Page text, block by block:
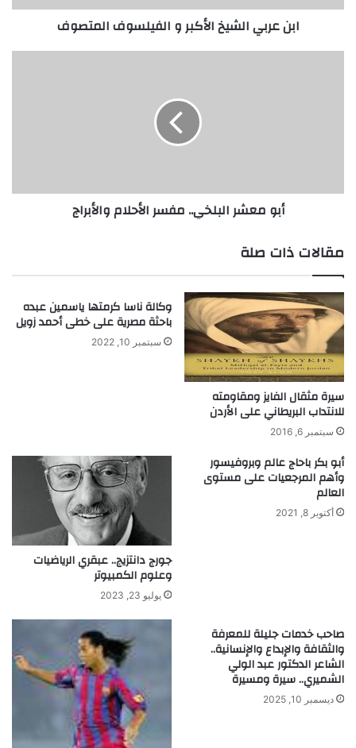
ل
ا
ل
س
و
ف
ا
م
ت
ص
و
ف
ابن عربي الشيخ الأكبر و الفيلسوف المتصوف
ل
ي
.
.
م
ف
ر
ا
ل
أ
ح
ا
م
و
ا
أبو معشر البلخي.. مفسر الأحلام والأبراج
مقالات ذات صلة
سيرة مثقال الفايز ومقاومته
للانتداب البريطاني على الأردن
سبتمبر 6, 2016
وكالة ناسا كرمتها ياسمين عبده
باحثة مصرية على خطى أحمد زويل
سبتمبر 10, 2022
أبو بكر باحاج عالم وبروفيسور
وأهم المرجعيات على مستوى
العالم
أكتوبر 8, 2021
جورج دانتزيج.. عبقري الرياضيات
وعلوم الكمبيوتر
يوليو 23, 2023
صاحب خدمات جليلة للمعرفة
والثقافة والإبداع والإنسانية..
الشاعر الدكتور عبد الولي
الشميري.. سيرة ومسيرة
ديسمبر 10, 2025